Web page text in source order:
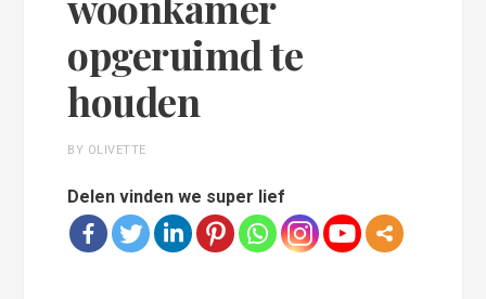
opgeruimd te
houden
BY OLIVETTE
Delen vinden we super lief